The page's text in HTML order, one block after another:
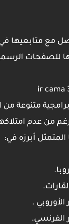
مع متابعيها في
للصفحات
ir cama
متنوعة
من عدم
أبرزه في:
.
الفرنسي.